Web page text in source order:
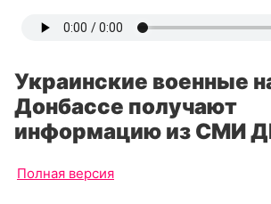
Украинские военные
Донбассе получают
информацию из СМИ
Полная версия